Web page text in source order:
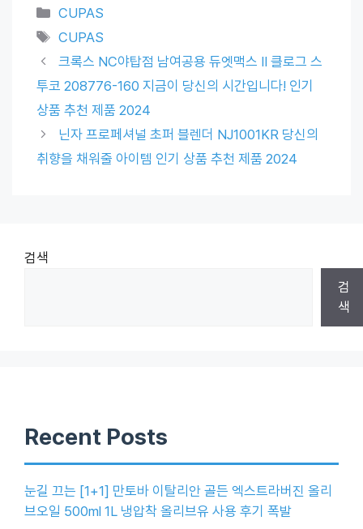
Categories
CUPAS
Tags
CUPAS
크록스 NC야탑점 남여공용 듀엣맥스 II 클로그 스
투코 208776-160 지금이 당신의 시간입니다! 인기
상품 추천 제품 2024
닌자 프로페셔널 초퍼 블렌더 NJ1001KR 당신의
취향을 채워줄 아이템 인기 상품 추천 제품 2024
검색
검
색
Recent Posts
눈길 끄는 [1+1] 만토바 이탈리안 골든 엑스트라버진 올리
브오일 500ml 1L 냉압착 올리브유 사용 후기 폭발